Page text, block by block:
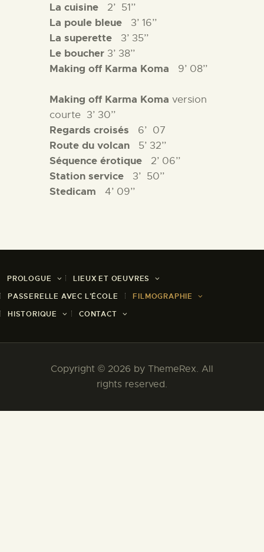
La cuisine
2’ 51’’
La poule bleue
3’ 16’’
La superette
3’ 35’’
Le boucher 3’ 38’’
Making off Karma Koma 9’ 08’’
Making off Karma Koma version
courte 3’ 30’’
Regards croisés
6’ 07
Route du volcan
5’ 32’’
Séquence érotique
2’ 06’’
Station service
3’ 50’’
Stedicam
4’ 09’’
PROLOGUE
LIEUX ET OEUVRES
PASSERELLE AVEC L’ÉCOLE
FILMOGRAPHIE
HISTORIQUE
CONTACT
Copyright © 2026 by ThemeRex. All
rights reserved.